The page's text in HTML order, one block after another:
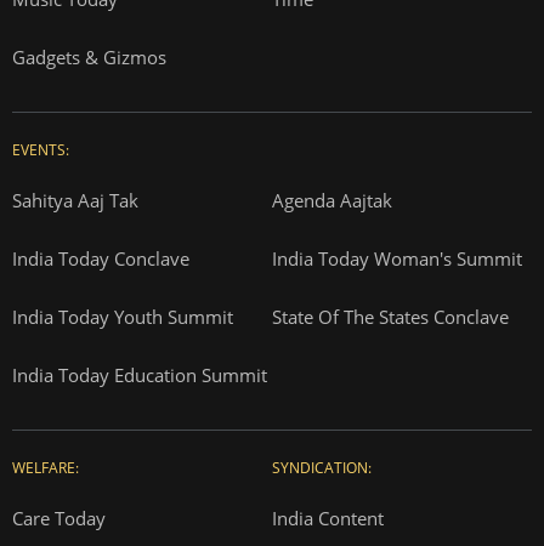
Gadgets & Gizmos
EVENTS:
Sahitya Aaj Tak Agenda Aajtak
India Today Conclave India Today Woman's Summit
India Today Youth Summit State Of The States Conclave
India Today Education Summit
WELFARE:
Care Today
SYNDICATION:
India Content